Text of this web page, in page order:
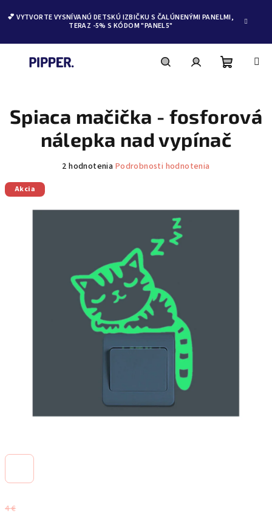
obsah
💕 VYTVORTE VYSNÍVANÚ DETSKÚ IZBIČKU S ČALÚNENÝMI PANELMI,
TERAZ -5% S KÓDOM "PANEL5"
košík
4 €
Spiaca mačička - fosforová
nálepka nad vypínač
produktu
2 hodnotenia Podrobnosti hodnotenia
Akcia